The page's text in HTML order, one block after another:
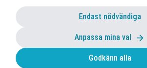
Endast nödvändiga
Anpassa mina val
Godkänn alla